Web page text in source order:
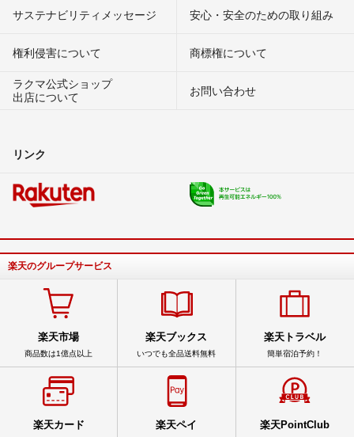
サステナビリティメッセージ 安心・安全のための取り組み
権利侵害について
商標権について
ラクマ公式ショップ
出店について
お問い合わせ
リンク
楽天のグループサービス
楽天市場
商品数は1億点以上
楽天ブックス
いつでも全品送料無料
楽天トラベル
簡単宿泊予約！
楽天カード 楽天ペイ 楽天PointClub